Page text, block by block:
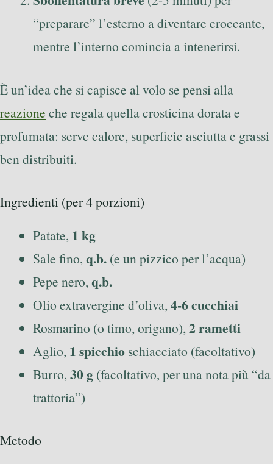
“preparare” l’esterno a diventare croccante,
mentre l’interno comincia a intenerirsi.
È un’idea che si capisce al volo se pensi alla
reazione che regala quella crosticina dorata e
profumata: serve calore, superficie asciutta e grassi
ben distribuiti.
Ingredienti (per 4 porzioni)
Patate, 1 kg
Sale fino, q.b. (e un pizzico per l’acqua)
Pepe nero, q.b.
Olio extravergine d’oliva, 4-6 cucchiai
Rosmarino (o timo, origano), 2 rametti
Aglio, 1 spicchio schiacciato (facoltativo)
Burro, 30 g (facoltativo, per una nota più “da
trattoria”)
Metodo